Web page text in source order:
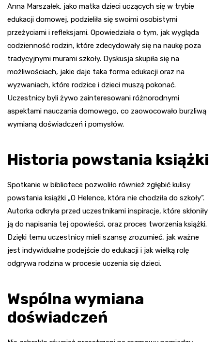
Anna Marszałek, jako matka dzieci uczących się w trybie
edukacji domowej, podzieliła się swoimi osobistymi
przeżyciami i refleksjami. Opowiedziała o tym, jak wygląda
codzienność rodzin, które zdecydowały się na naukę poza
tradycyjnymi murami szkoły. Dyskusja skupiła się na
możliwościach, jakie daje taka forma edukacji oraz na
wyzwaniach, które rodzice i dzieci muszą pokonać.
Uczestnicy byli żywo zainteresowani różnorodnymi
aspektami nauczania domowego, co zaowocowało burzliwą
wymianą doświadczeń i pomysłów.
Historia powstania książki
Spotkanie w bibliotece pozwoliło również zgłębić kulisy
powstania książki „O Helence, która nie chodziła do szkoły”.
Autorka odkryła przed uczestnikami inspiracje, które skłoniły
ją do napisania tej opowieści, oraz proces tworzenia książki.
Dzięki temu uczestnicy mieli szansę zrozumieć, jak ważne
jest indywidualne podejście do edukacji i jak wielką rolę
odgrywa rodzina w procesie uczenia się dzieci.
Wspólna wymiana
doświadczeń